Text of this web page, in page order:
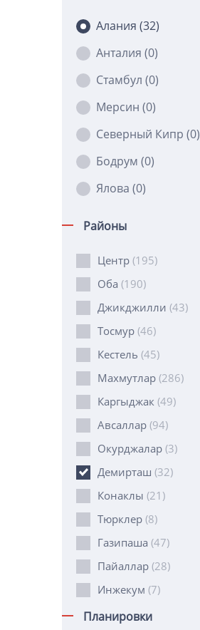
Алания (32)
Анталия (0)
Стамбул (0)
Мерсин (0)
Северный Кипр (0)
Бодрум (0)
Ялова (0)
Районы
Центр (195)
Оба (190)
Джикджилли (43)
Тосмур (46)
Кестель (45)
Махмутлар (286)
Каргыджак (49)
Авсаллар (94)
Окурджалар (3)
Демирташ (32)
Конаклы (21)
Тюрклер (8)
Газипаша (47)
Пайаллар (28)
Инжекум (7)
Планировки